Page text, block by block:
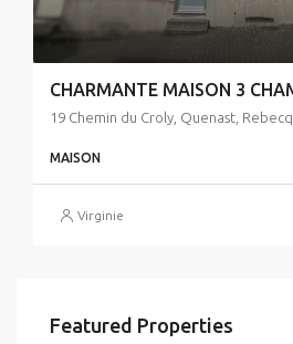
19 Chemin du Croly, Quenast, Rebecq
MAISON
Virginie
Featured Properties